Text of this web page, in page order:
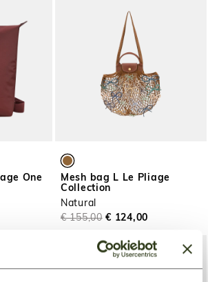
One
Mesh bag L Le Pliage
Collection
Natural
€ 155,00 € 124,00